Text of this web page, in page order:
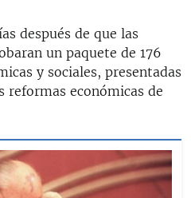
después de que las
un paquete de 176
y sociales, presentadas
reformas económicas de